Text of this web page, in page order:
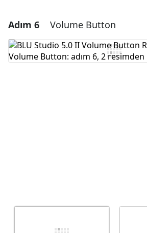
Yorum Ekle
Yorum Ekle
Adım 6 Volume Button